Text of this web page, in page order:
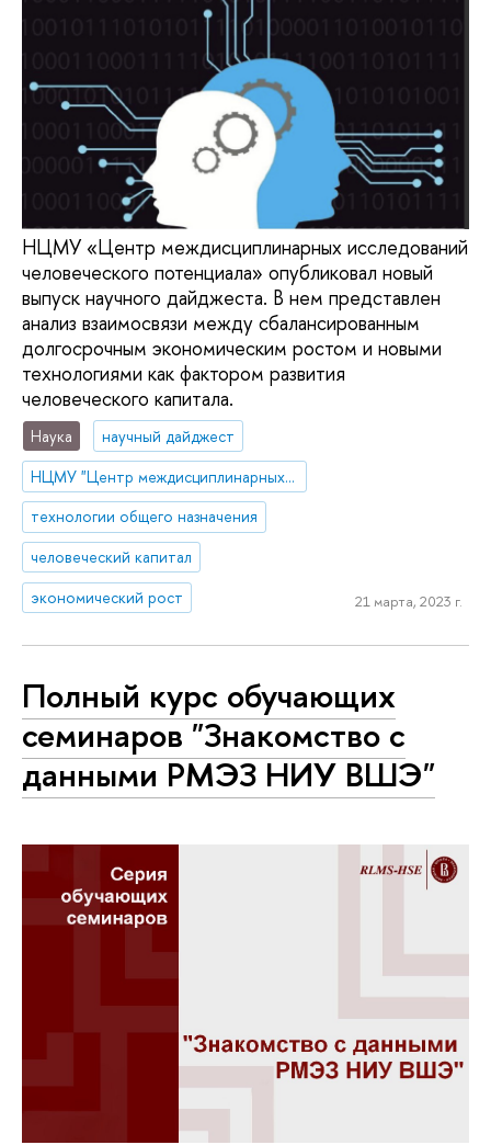
НЦМУ «Центр междисциплинарных исследований
человеческого потенциала» опубликовал новый
выпуск научного дайджеста. В нем представлен
анализ взаимосвязи между сбалансированным
долгосрочным экономическим ростом и новыми
технологиями как фактором развития
человеческого капитала.
Наука
научный дайджест
НЦМУ "Центр междисциплинарных исследований человеческого потенциала"
технологии общего назначения
человеческий капитал
экономический рост
21 марта, 2023 г.
Полный курс обучающих
семинаров "Знакомство с
данными РМЭЗ НИУ ВШЭ"